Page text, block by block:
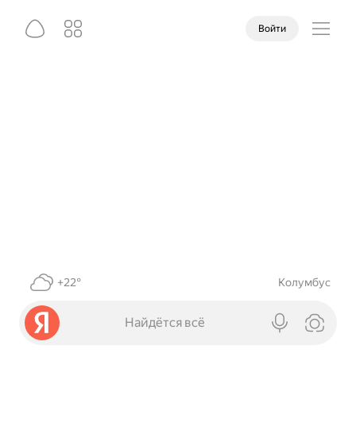
Войти
+22° Колумбус
Найдётся всё